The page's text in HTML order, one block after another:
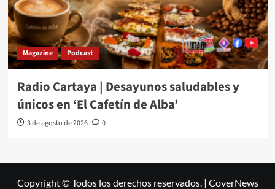
Magazine Podcast
Radio Cartaya | Desayunos saludables y
únicos en ‘El Cafetín de Alba’
3 de agosto de 2026 0
Copyright © Todos los derechos reservados. | CoverNews